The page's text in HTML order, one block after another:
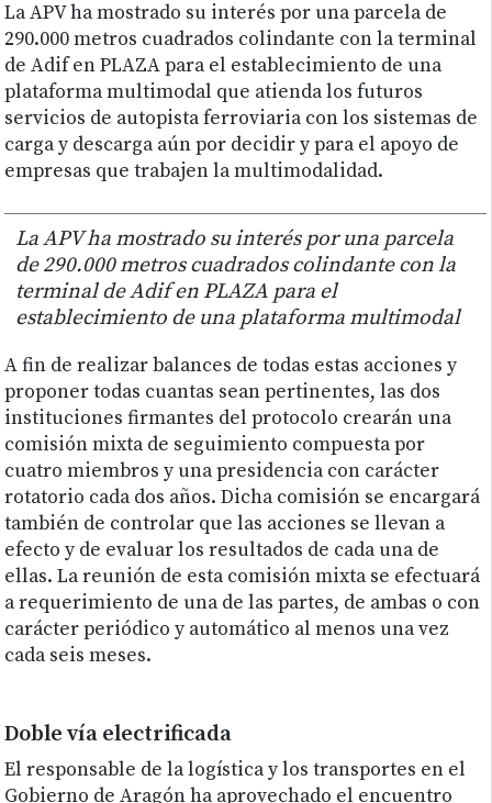
La APV ha mostrado su interés por una parcela de
290.000 metros cuadrados colindante con la terminal
de Adif en PLAZA para el establecimiento de una
plataforma multimodal que atienda los futuros
servicios de autopista ferroviaria con los sistemas de
carga y descarga aún por decidir y para el apoyo de
empresas que trabajen la multimodalidad.
La APV ha mostrado su interés por una parcela
de 290.000 metros cuadrados colindante con la
terminal de Adif en PLAZA para el
establecimiento de una plataforma multimodal
A fin de realizar balances de todas estas acciones y
proponer todas cuantas sean pertinentes, las dos
instituciones firmantes del protocolo crearán una
comisión mixta de seguimiento compuesta por
cuatro miembros y una presidencia con carácter
rotatorio cada dos años. Dicha comisión se encargará
también de controlar que las acciones se llevan a
efecto y de evaluar los resultados de cada una de
ellas. La reunión de esta comisión mixta se efectuará
a requerimiento de una de las partes, de ambas o con
carácter periódico y automático al menos una vez
cada seis meses.
Doble vía electrificada
El responsable de la logística y los transportes en el
Gobierno de Aragón ha aprovechado el encuentro